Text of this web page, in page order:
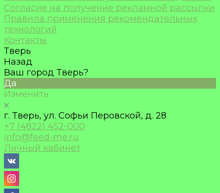
Согласие на получение рекламной рассылки
Правила применения рекомендательных
технологий
Контакты
Тверь
Назад
Ваш город Тверь?
Да
Изменить
г. Тверь, ул. Софьи Перовской, д. 28
+7 (4822) 452-000
info@feed-me.ru
Личный кабинет